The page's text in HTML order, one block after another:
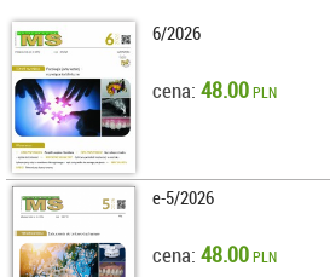
6/2026
cena: 48.00PLN
e-5/2026
cena: 48.00PLN